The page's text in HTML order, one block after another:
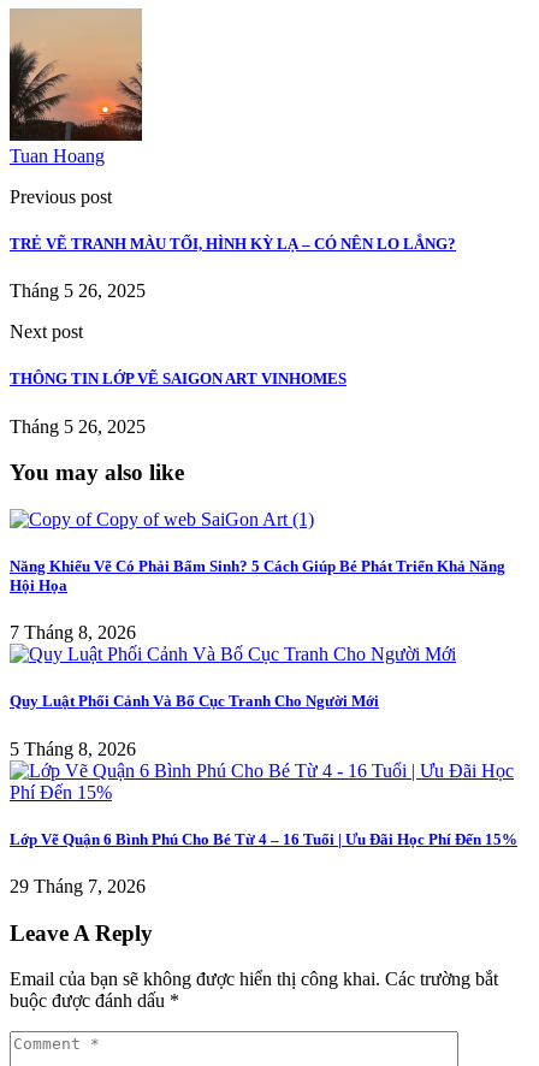
Tuan Hoang
Previous post
TRẺ VẼ TRANH MÀU TỐI, HÌNH KỲ LẠ – CÓ NÊN LO LẮNG?
Tháng 5 26, 2025
Next post
THÔNG TIN LỚP VẼ SAIGON ART VINHOMES
Tháng 5 26, 2025
You may also like
Năng Khiếu Vẽ Có Phải Bẩm Sinh? 5 Cách Giúp Bé Phát Triển Khả Năng
Hội Họa
7 Tháng 8, 2026
Quy Luật Phối Cảnh Và Bố Cục Tranh Cho Người Mới
5 Tháng 8, 2026
Lớp Vẽ Quận 6 Bình Phú Cho Bé Từ 4 – 16 Tuổi | Ưu Đãi Học Phí Đến 15%
29 Tháng 7, 2026
Leave A Reply
Email của bạn sẽ không được hiển thị công khai. Các trường bắt
buộc được đánh dấu *